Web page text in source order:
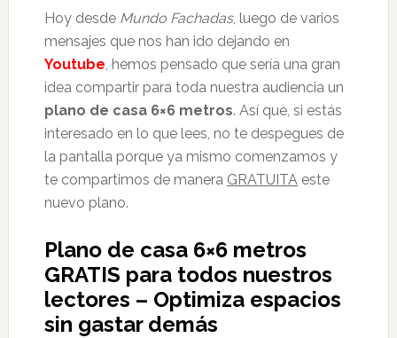
Hoy desde Mundo Fachadas, luego de varios
mensajes que nos han ido dejando en
Youtube, hemos pensado que sería una gran
idea compartir para toda nuestra audiencia un
plano de casa 6×6 metros. Así que, si estás
interesado en lo que lees, no te despegues de
la pantalla porque ya mismo comenzamos y
te compartimos de manera GRATUITAeste
nuevo plano.
Plano de casa 6×6 metros
GRATIS para todos nuestros
lectores – Optimiza espacios
sin gastar demás